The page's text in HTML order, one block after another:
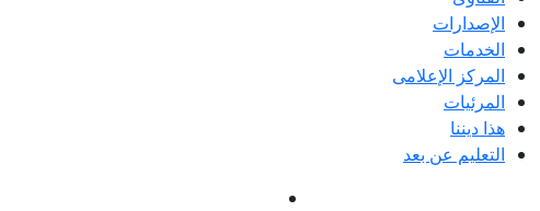
الإصدارات
الخدمات
المركز الإعلامى
المرئيات
هذا ديننا
التعليم عن بعد